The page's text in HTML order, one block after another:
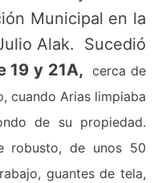
Municipal en la
Alak. Sucedió
19 y 21A,cerca de
cuando Arias limpiaba
de su propiedad.
robusto, de unos 50
guantes de tela,